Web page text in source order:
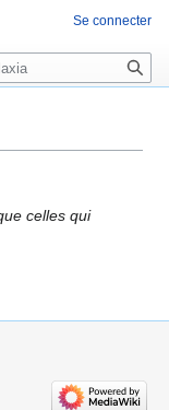
celles qui
Se connecter